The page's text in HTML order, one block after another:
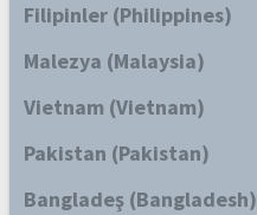
Filipinler (Philippines)
Malezya (Malaysia)
Vietnam (Vietnam)
Pakistan (Pakistan)
Bangladeş (Bangladesh)